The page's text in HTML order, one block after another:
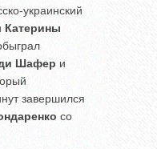
украинский
Катерины
Шафер и
завершился
со